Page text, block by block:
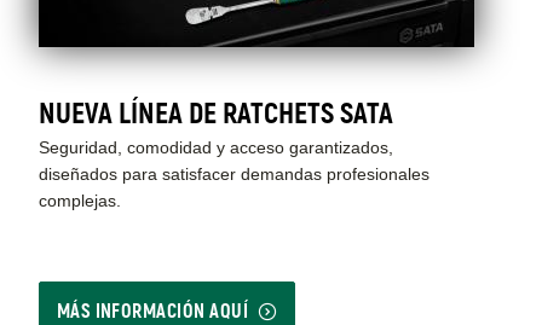
navegación
NUEVA LÍNEA DE RATCHETS SATA
Seguridad, comodidad y acceso garantizados,
diseñados para satisfacer demandas profesionales
complejas.
MÁS INFORMACIÓN AQUÍ